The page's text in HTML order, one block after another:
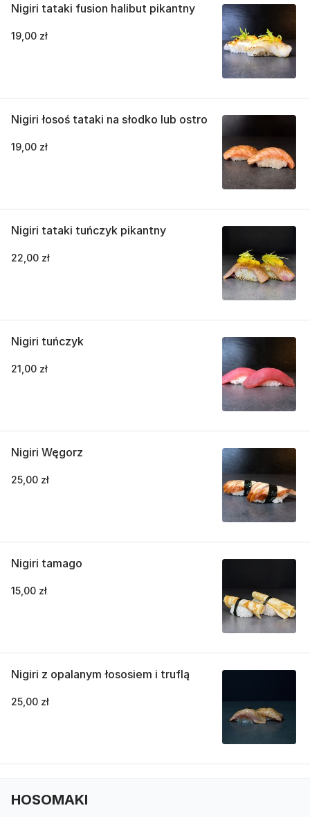
Nigiri tataki fusion halibut pikantny
19,00 zł
Nigiri łosoś tataki na słodko lub ostro
19,00 zł
Nigiri tataki tuńczyk pikantny
22,00 zł
Nigiri tuńczyk
21,00 zł
Nigiri Węgorz
25,00 zł
Nigiri tamago
15,00 zł
Nigiri z opalanym łososiem i truflą
25,00 zł
HOSOMAKI